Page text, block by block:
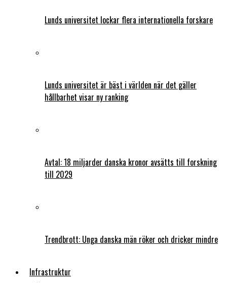
Lunds universitet lockar flera internationella forskare
Lunds universitet är bäst i världen när det gäller
hållbarhet visar ny ranking
Avtal: 18 miljarder danska kronor avsätts till forskning
till 2029
Trendbrott: Unga danska män röker och dricker mindre
Infrastruktur